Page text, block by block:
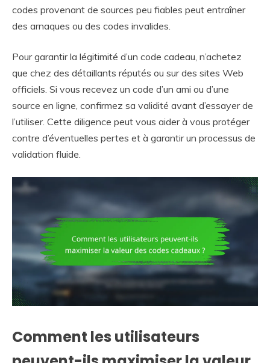
codes provenant de sources peu fiables peut entraîner
des arnaques ou des codes invalides.
Pour garantir la légitimité d’un code cadeau, n’achetez
que chez des détaillants réputés ou sur des sites Web
officiels. Si vous recevez un code d’un ami ou d’une
source en ligne, confirmez sa validité avant d’essayer de
l’utiliser. Cette diligence peut vous aider à vous protéger
contre d’éventuelles pertes et à garantir un processus de
validation fluide.
Comment les utilisateurs